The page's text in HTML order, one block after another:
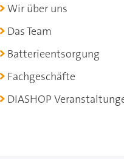
Wir über uns
Das Team
Batterieentsorgung
Fachgeschäfte
DIASHOP